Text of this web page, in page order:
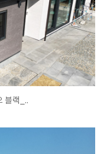
블랙_..